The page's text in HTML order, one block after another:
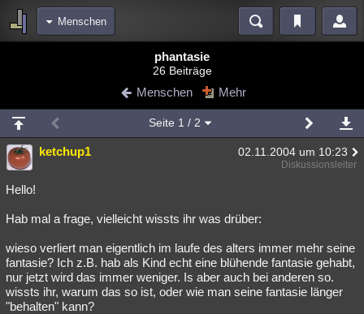
Menschen
Blogs
Chat Wiki Neuigkeiten
meine Rubriken
Menschen Wissenschaft Mystery Kriminalfälle
Spiritualität
Natur Umfragen Unterhaltung
weitere Rubriken
Philosophie Träume Orte Esoterik Literatur
Astronomie Helpdesk Gruppen Gaming Filme
phantasie
26 Beiträge
Menschen Mehr
Seite 1 / 2
ketchup1 02.11.2004 um 10:23
Diskussionsleiter
Hello!
Hab mal a frage, vielleicht wissts ihr was drüber:
wieso verliert man eigentlich im laufe des alters immer mehr seine
fantasie? Ich z.B. hab als Kind echt eine blühende fantasie gehabt,
nur jetzt wird das immer weniger. Is aber auch bei anderen so.
wissts ihr, warum das so ist, oder wie man seine fantasie länger
"behalten" kann?